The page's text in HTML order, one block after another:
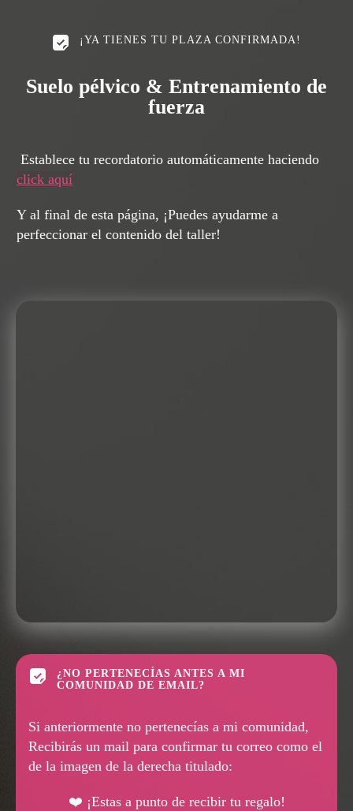
¡YA TIENES TU PLAZA CONFIRMADA!
Suelo pélvico & Entrenamiento de
fuerza
Establece tu recordatorio automáticamente haciendo
click aquí
Y al final de esta página, ¡Puedes ayudarme a
perfeccionar el contenido del taller!
¿NO PERTENECÍAS ANTES A MI
COMUNIDAD DE EMAIL?
Si anteriormente no pertenecías a mi comunidad,
Recibirás un mail para confirmar tu correo como el
de la imagen de la derecha titulado:
❤️ ¡Estas a punto de recibir tu regalo!